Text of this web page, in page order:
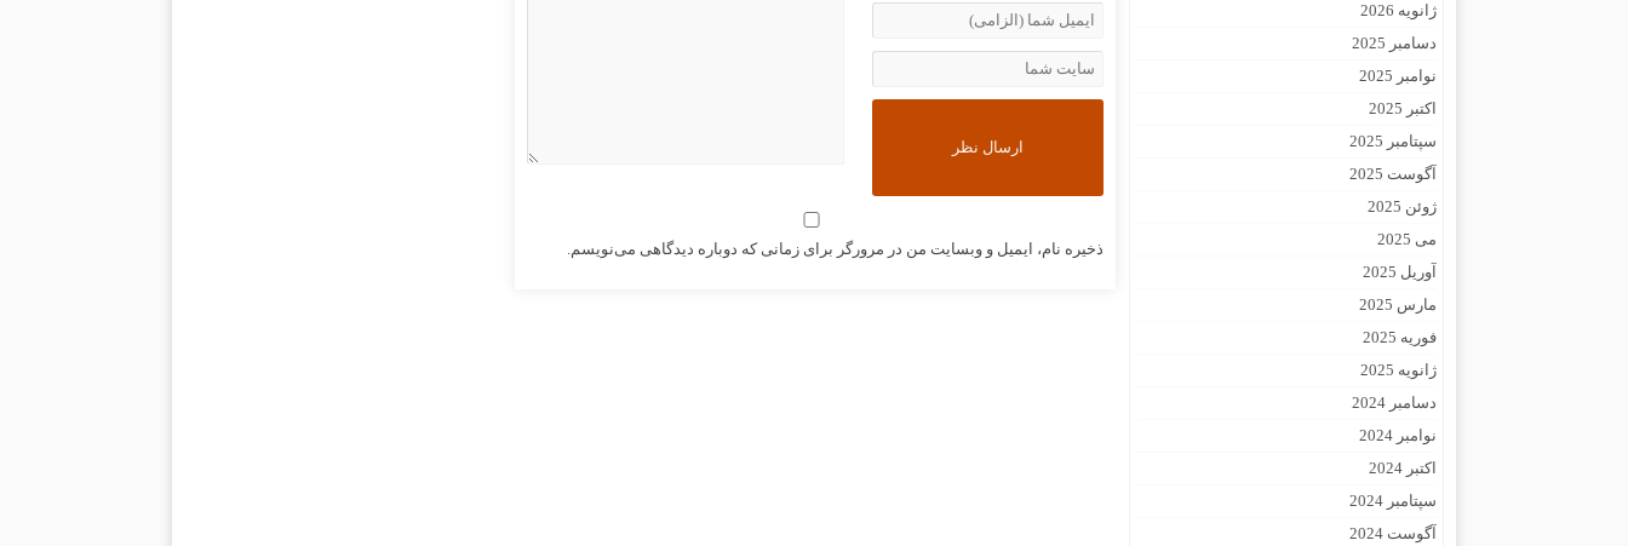
ذخیره نام، ایمیل و وبسایت من در مرورگر برای زمانی که دوباره دیدگاهی می‌نویسم.
ژانویه 2026
دسامبر 2025
نوامبر 2025
اکتبر 2025
سپتامبر 2025
آگوست 2025
ژوئن 2025
می 2025
آوریل 2025
مارس 2025
فوریه 2025
ژانویه 2025
دسامبر 2024
نوامبر 2024
اکتبر 2024
سپتامبر 2024
آگوست 2024